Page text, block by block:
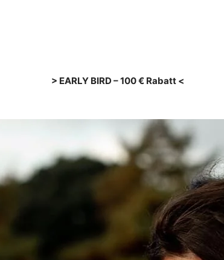
> EARLY BIRD – 100 € Rabatt <